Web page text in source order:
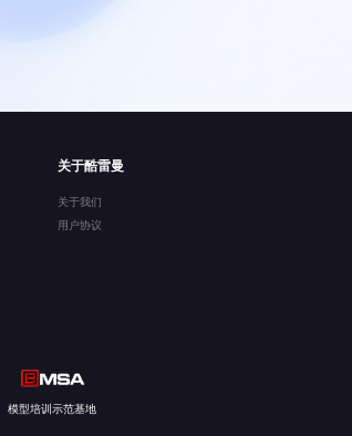
关于酷雷曼
关于我们
用户协议
模型培训示范基地